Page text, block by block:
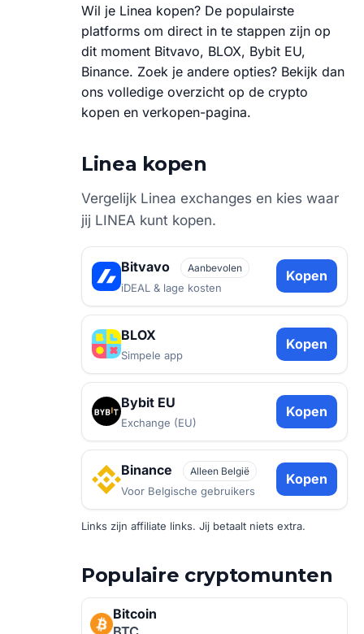
Wil je Linea kopen? De populairste
platforms om direct in te stappen zijn op
dit moment Bitvavo, BLOX, Bybit EU,
Binance. Zoek je andere opties? Bekijk dan
ons volledige overzicht op de crypto
kopen en verkopen-pagina.
Linea kopen
Vergelijk Linea exchanges en kies waar
jij LINEA kunt kopen.
Bitvavo Aanbevolen
iDEAL & lage kosten
Kopen
BLOX
Simpele app
Kopen
Bybit EU
Exchange (EU)
Kopen
Binance Alleen België
Voor Belgische gebruikers
Kopen
Links zijn affiliate links. Jij betaalt niets extra.
Populaire cryptomunten
Bitcoin